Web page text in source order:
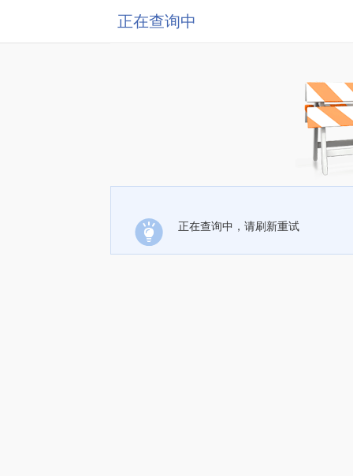
正在查询中
正在查询中，请刷新重试